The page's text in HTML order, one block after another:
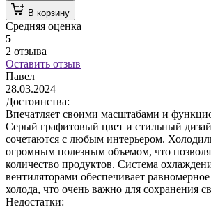
В корзину
Средняя оценка
5
2 отзыва
Оставить отзыв
Павел
28.03.2024
Достоинства:
Впечатляет своими масштабами и
Серый графитовый цвет и стильный
сочетаются с любым интерьером.
огромным полезным объемом, что
количество продуктов. Система
вентиляторами обеспечивает
холода, что очень важно для сохранения
Недостатки: